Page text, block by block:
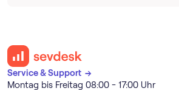
Service & Support →
Montag bis Freitag 08:00 - 17:00 Uhr